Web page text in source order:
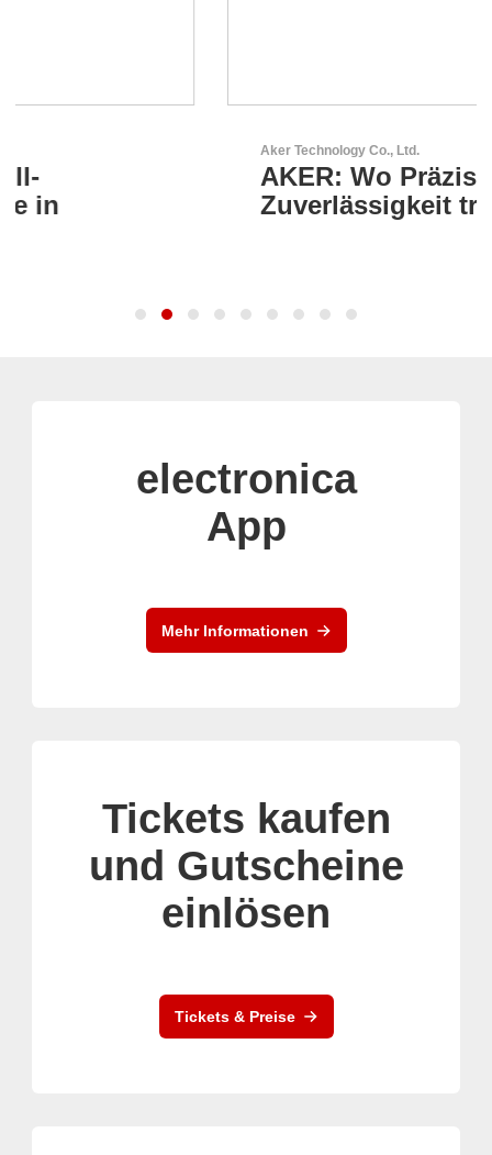
AKER: Wo Präzision auf
Zuverlässigkeit trifft
electronica
App
Mehr Informationen
Tickets kaufen
und Gutscheine
einlösen
Tickets & Preise